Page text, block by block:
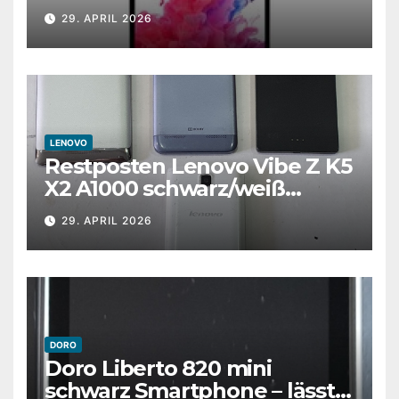
entsperrt weiß UK Versand
29. APRIL 2026
LENOVO
Restposten Lenovo Vibe Z K5
X2 A1000 schwarz/weiß
Android defekt Smartphones
29. APRIL 2026
DORO
Doro Liberto 820 mini
schwarz Smartphone – lässt